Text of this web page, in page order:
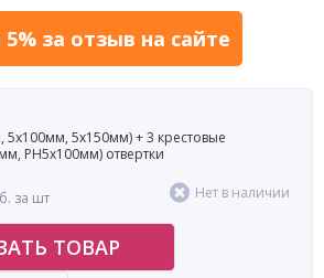
за отзыв на сайте
5х150мм) + 3 крестовые
РН5х100мм) отвертки
за шт Нет в наличии
ТОВАР